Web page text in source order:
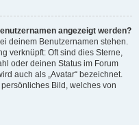
angezeigt werden?
deinem Benutzernamen stehen.
verknüpft: Oft sind dies Sterne,
oder deinen Status im Forum
auch als „Avatar“ bezeichnet.
Bild, welches von